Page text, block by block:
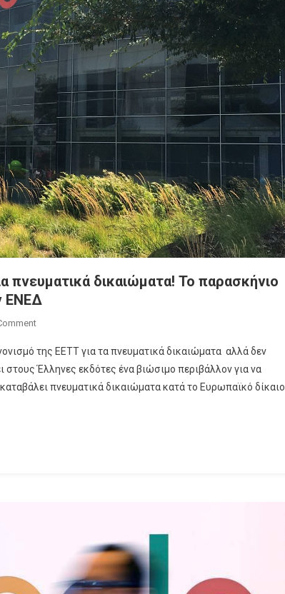
δικαιώματα! Το παρασκήνιο
ΕΝΕΔ
On
Στέλνουν
Στο
ΦΕΚ
Στην
της ΕΕΤΤ για τα πνευματικά δικαιώματα αλλά δεν
Έλληνες εκδότες ένα βιώσιμο περιβάλλον για να
πνευματικά δικαιώματα κατά το Ευρωπαϊκό δίκαιο